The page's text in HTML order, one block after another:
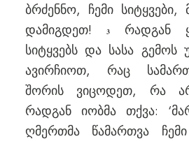
ბრძენნო, ჩემი
დამიგდეთ!
3რადგან
სიტყვებს და სასა გემოს
ავირჩიოთ, რაც
შორის ვიცოდეთ, რა
რადგან იობმა თქვა:
ღმერთმა წამართვა